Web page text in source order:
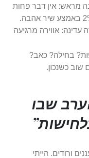
מראש: אין דבר פחות
עדינה: אווירה מרגיעה
בחילה? כאב?
שוב כשנכון.
שבו
ורודים. הייתי